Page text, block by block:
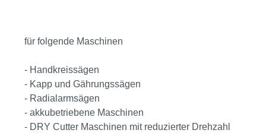
für folgende Maschinen
- Handkreissägen
- Kapp und Gährungssägen
- Radialarmsägen
- akkubetriebene Maschinen
- DRY Cutter Maschinen mit reduzierter Drehzahl